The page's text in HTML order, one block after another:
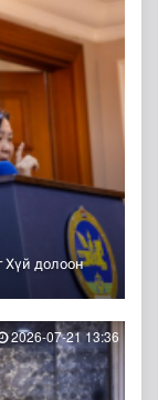
Хүй долоон
2026-07-21 13:36